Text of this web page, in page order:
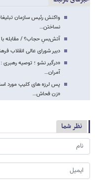
واکنش رئیس سازمان
نساختن…
آتش‌بسِ حجاب؟ / مقابله با
دبیر شورای عالی انقلاب
«درگیر نشو ؛ توصیه رهبری
آمران…
پس لرزه های کلیپ مورد
«زن فحاش…
نظر شما